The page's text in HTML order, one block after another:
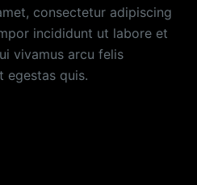
consectetur adipiscing
incididunt ut labore et
vivamus arcu felis
egestas quis.